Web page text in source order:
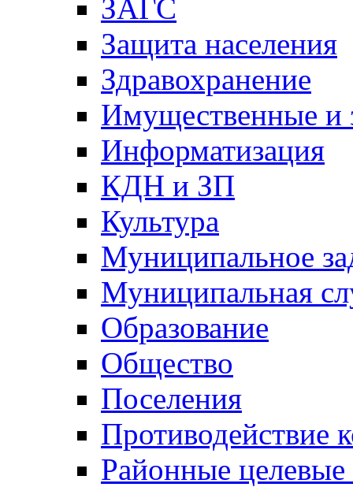
ЗАГС
Защита населения
Здравохранение
Имущественные и
Информатизация
КДН и ЗП
Культура
Муниципальное
Муниципальная
Образование
Общество
Поселения
Противодействие
Районные